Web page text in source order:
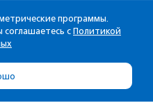
программы.
с Политикой